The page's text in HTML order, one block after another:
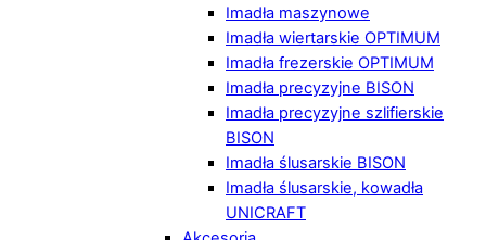
Imadła maszynowe
Imadła wiertarskie OPTIMUM
Imadła frezerskie OPTIMUM
Imadła precyzyjne BISON
Imadła precyzyjne szlifierskie
BISON
Imadła ślusarskie BISON
Imadła ślusarskie, kowadła
UNICRAFT